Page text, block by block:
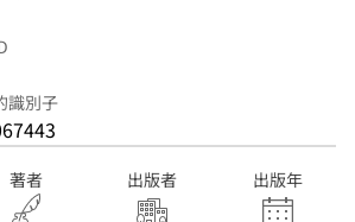
識別子
著者 出版者 出版年